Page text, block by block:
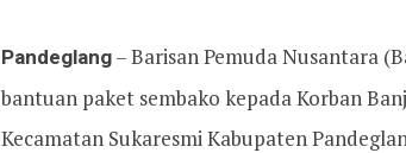
Pandeglang– Barisan Pemuda Nusantara
bantuan paket sembako kepada Korban
Kecamatan Sukaresmi Kabupaten